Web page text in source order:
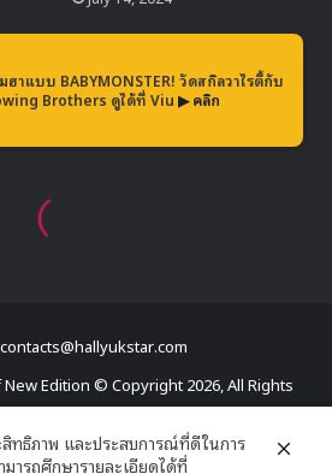
Edition © Copyright 2026, All Rights
ทธิภาพ และประสบการณ์ที่ดีในการ
รถศึกษารายละเอียดได้ที่